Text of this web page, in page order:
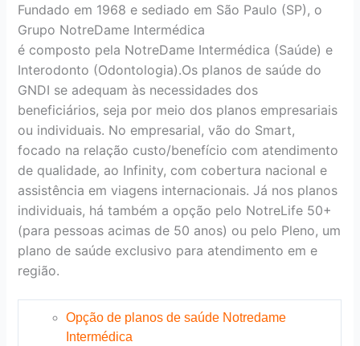
Fundado em 1968 e sediado em São Paulo (SP), o
Grupo NotreDame Intermédica
é composto pela NotreDame Intermédica (Saúde) e
Interodonto (Odontologia).Os planos de saúde do
GNDI se adequam às necessidades dos
beneficiários, seja por meio dos planos empresariais
ou individuais. No empresarial, vão do Smart,
focado na relação custo/benefício com atendimento
de qualidade, ao Infinity, com cobertura nacional e
assistência em viagens internacionais. Já nos planos
individuais, há também a opção pelo NotreLife 50+
(para pessoas acimas de 50 anos) ou pelo Pleno, um
plano de saúde exclusivo para atendimento em e
região.
Opção de planos de saúde Notredame
Intermédica